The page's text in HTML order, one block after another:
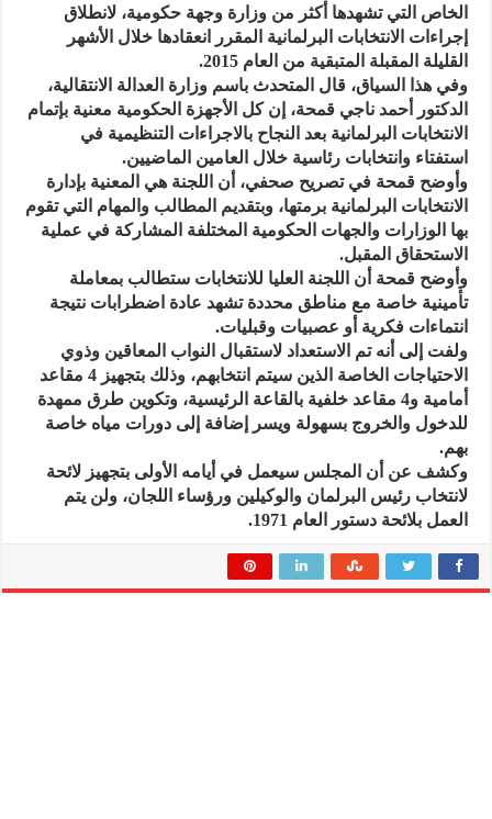
الخاص التي تشهدها أكثر من وزارة وجهة حكومية، لانطلاق
إجراءات الانتخابات البرلمانية المقرر انعقادها خلال الأشهر
القليلة المقبلة المتبقية من العام 2015.
وفي هذا السياق، قال المتحدث باسم وزارة العدالة الانتقالية،
الدكتور أحمد ناجي قمحة، إن كل الأجهزة الحكومية معنية بإتمام
الانتخابات البرلمانية بعد النجاح بالاجراءات التنظيمية في
استفتاء وانتخابات رئاسية خلال العامين الماضيين.
وأوضح قمحة في تصريح صحفي، أن اللجنة هي المعنية بإدارة
الانتخابات البرلمانية برمتها، وبتقديم المطالب والمهام التي تقوم
بها الوزارات والجهات الحكومية المختلفة المشاركة في عملية
الاستحقاق المقبل.
وأوضح قمحة أن اللجنة العليا للانتخابات ستطالب بمعاملة
تأمينية خاصة مع مناطق محددة تشهد عادة اضطرابات نتيجة
انتماءات فكرية أو عصبيات وقبليات.
ولفت إلى أنه تم الاستعداد لاستقبال النواب المعاقين وذوي
الاحتياجات الخاصة الذين سيتم انتخابهم، وذلك بتجهيز 4 مقاعد
أمامية و4 مقاعد خلفية بالقاعة الرئيسية، وتكوين طرق ممهدة
للدخول والخروج بسهولة ويسر إضافة إلى دورات مياه خاصة
بهم.
وكشف عن أن المجلس سيعمل في أيامه الأولى بتجهيز لائحة
لانتخاب رئيس البرلمان والوكيلين ورؤساء اللجان، ولن يتم
العمل بلائحة دستور العام 1971.